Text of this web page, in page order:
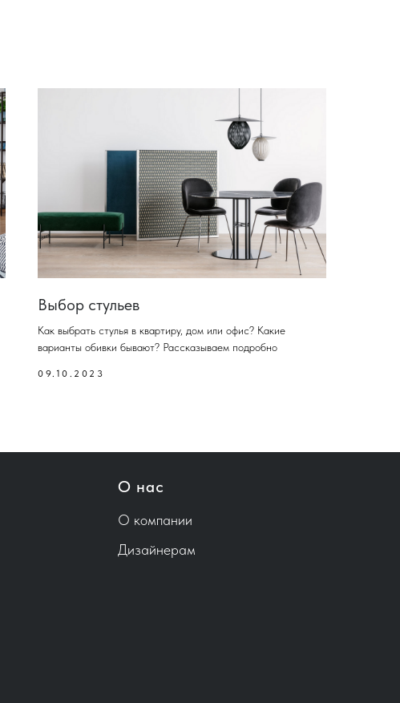
Выбор стульев
Как выбрать стулья в квартиру, дом или офис? Какие
варианты обивки бывают? Рассказываем подробно
09.10.2023
О нас
О компании
Дизайнерам